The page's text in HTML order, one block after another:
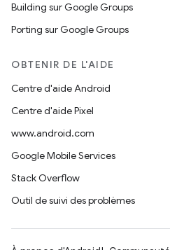
Building sur Google Groups
Porting sur Google Groups
OBTENIR DE L'AIDE
Centre d'aide Android
Centre d'aide Pixel
www.android.com
Google Mobile Services
Stack Overflow
Outil de suivi des problèmes